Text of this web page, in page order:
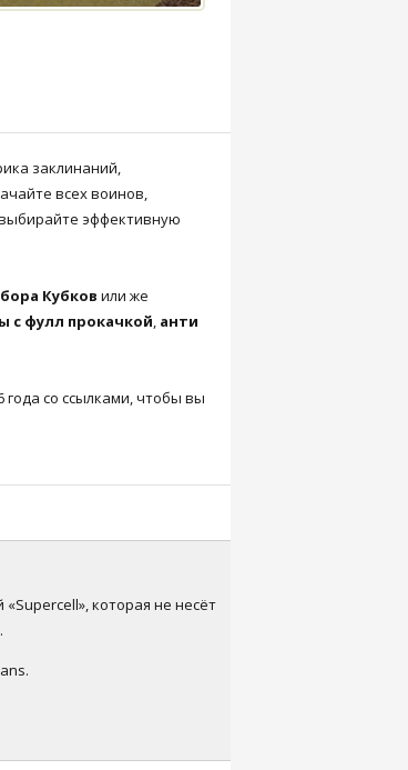
заклинаний,
всех воинов,
эффективную
Кубков или же
с фулл прокачкой, анти
со ссылками, чтобы вы
которая не несёт
.